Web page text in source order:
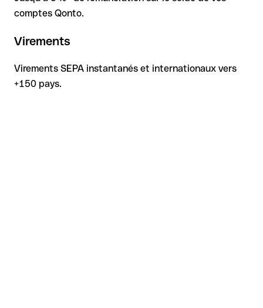
comptes Qonto.
Virements
Virements SEPA instantanés et internationaux vers
+150 pays.